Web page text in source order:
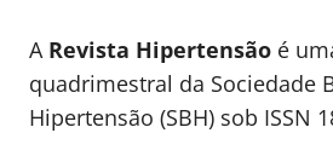
A Revista Hipertensão é
quadrimestral da Sociedade
Hipertensão (SBH) sob ISSN